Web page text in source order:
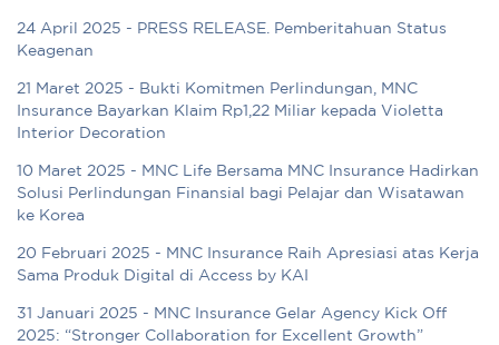
24 April 2025 - PRESS RELEASE. Pemberitahuan Status
Keagenan
21 Maret 2025 - Bukti Komitmen Perlindungan, MNC
Insurance Bayarkan Klaim Rp1,22 Miliar kepada Violetta
Interior Decoration
10 Maret 2025 - MNC Life Bersama MNC Insurance Hadirkan
Solusi Perlindungan Finansial bagi Pelajar dan Wisatawan
ke Korea
20 Februari 2025 - MNC Insurance Raih Apresiasi atas Kerja
Sama Produk Digital di Access by KAI
31 Januari 2025 - MNC Insurance Gelar Agency Kick Off
2025: “Stronger Collaboration for Excellent Growth”